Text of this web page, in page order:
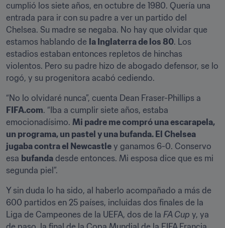
cumplió los siete años, en octubre de 1980. Quería una
entrada para ir con su padre a ver un partido del
Chelsea. Su madre se negaba. No hay que olvidar que
estamos hablando de la Inglaterra de los 80. Los
estadios estaban entonces repletos de hinchas
violentos. Pero su padre hizo de abogado defensor, se lo
rogó, y su progenitora acabó cediendo.
FIFA.com. “Iba a cumplir siete años, estaba
emocionadísimo. Mi padre me compró una escarapela,
un programa, un pastel y una bufanda. El Chelsea
jugaba contra el Newcastle y ganamos 6-0. Conservo
esa bufanda desde entonces. Mi esposa dice que es mi
segunda piel”.
Y sin duda lo ha sido, al haberlo acompañado a más de
600 partidos en 25 países, incluidas dos finales de la
Liga de Campeones de la UEFA, dos de la FA Cup y, ya